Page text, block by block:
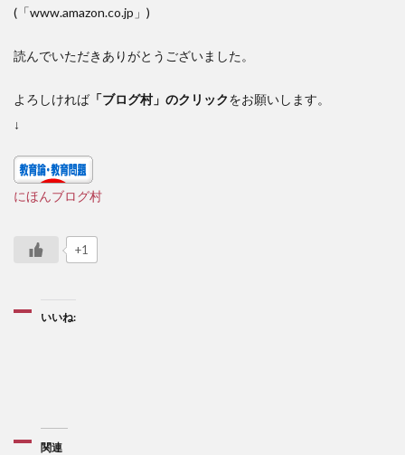
(「www.amazon.co.jp」)
読んでいただきありがとうございました。
よろしければ 「ブログ村」のクリックをお願いします。
↓
にほんブログ村
+1
いいね:
関連